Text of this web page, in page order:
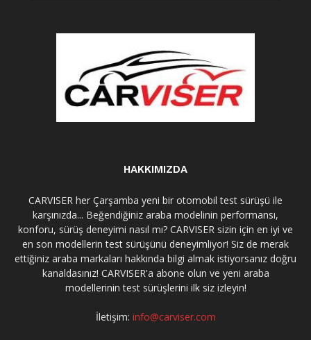
HAKKIMIZDA
CARVISER her Çarşamba yeni bir otomobil test sürüşü ile
karşınızda... Beğendiğiniz araba modelinin performansı,
konforu, sürüş deneyimi nasıl mı? CARVISER sizin için en iyi ve
en son modellerin test sürüşünü deneyimliyor! Siz de merak
ettiğiniz araba markaları hakkında bilgi almak istiyorsanız doğru
kanaldasınız! CARVISER'a abone olun ve yeni araba
modellerinin test sürüşlerini ilk siz izleyin!
İletişim: info@carviser.com